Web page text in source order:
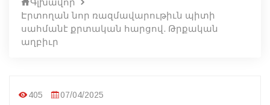
Էրտողան նոր ռազմավարութիւն պիտի
սահմանէ քրտական հարցով. Թրքական
աղբիւր
405 07/04/2025